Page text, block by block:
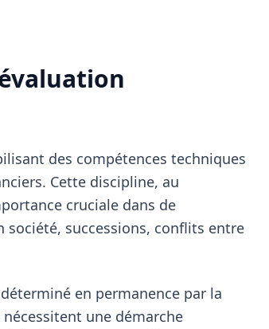
des compétences techniques
Cette discipline, au
cruciale dans de
successions, conflits entre
en permanence par la
une démarche